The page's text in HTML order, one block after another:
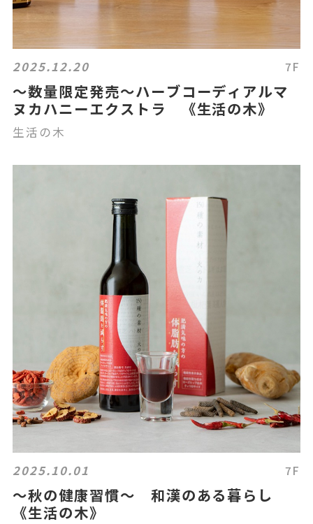
2025.12.20 7F
～数量限定発売～ハーブコーディアルマ
ヌカハニーエクストラ 《生活の木》
生活の木
2025.10.01 7F
～秋の健康習慣～ 和漢のある暮らし
《生活の木》